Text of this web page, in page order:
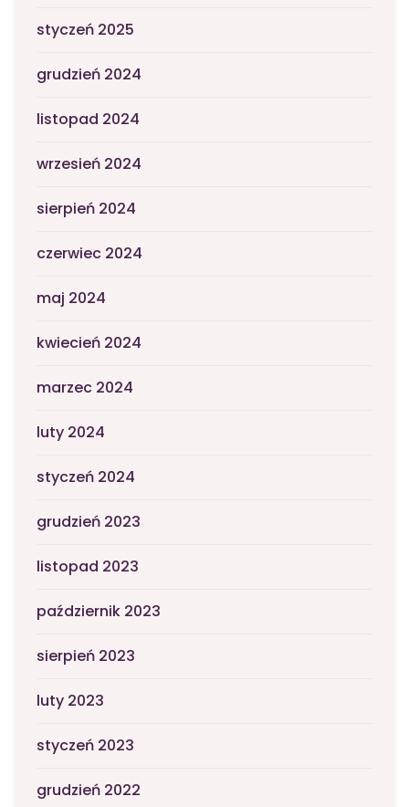
styczeń 2025
grudzień 2024
listopad 2024
wrzesień 2024
sierpień 2024
czerwiec 2024
maj 2024
kwiecień 2024
marzec 2024
luty 2024
styczeń 2024
grudzień 2023
listopad 2023
październik 2023
sierpień 2023
luty 2023
styczeń 2023
grudzień 2022